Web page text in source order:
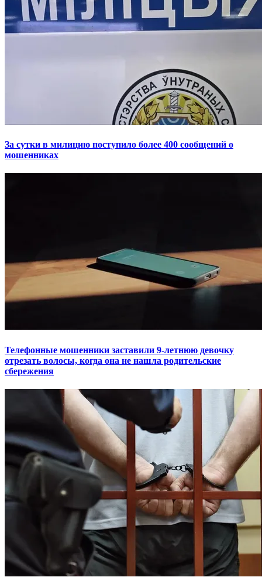
За сутки в милицию поступило более 400 сообщений о
мошенниках
Телефонные мошенники заставили 9-летнюю девочку
отрезать волосы, когда она не нашла родительские
сбережения